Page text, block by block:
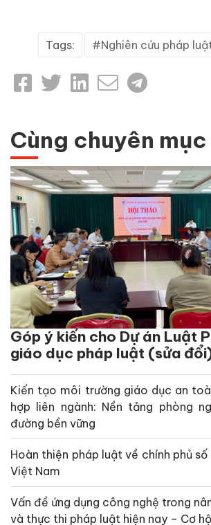
Tags: Nghiên cứu pháp
Cùng chuyên mục
Góp ý kiến cho Dự án Luật
giáo dục pháp luật (sửa
Kiến tạo môi trường giáo dục an
hợp liên ngành: Nền tảng phòng
đường bền vững
Hoàn thiện pháp luật về chính phủ
Việt Nam
Vấn đề ứng dụng công nghệ trong
và thực thi pháp luật hiện nay – Cơ